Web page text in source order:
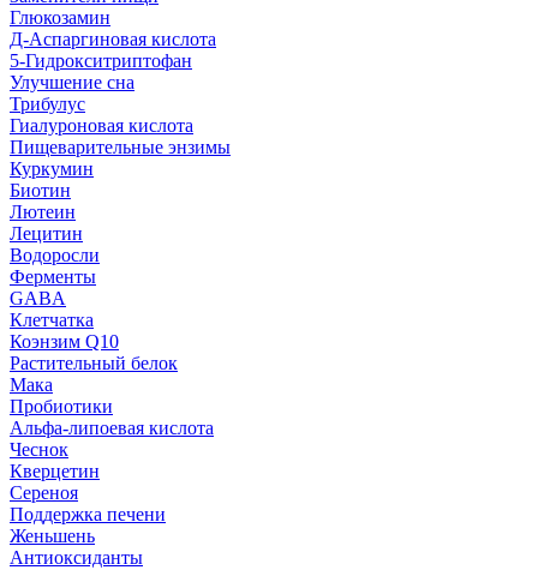
Глюкозамин
Д-Аспаргиновая кислота
5-Гидрокситриптофан
Улучшение сна
Трибулус
Гиалуроновая кислота
Пищеварительные энзимы
Куркумин
Биотин
Лютеин
Лецитин
Водоросли
Ферменты
GABA
Клетчатка
Коэнзим Q10
Растительный белок
Мака
Пробиотики
Альфа-липоевая кислота
Чеснок
Кверцетин
Сереноя
Поддержка печени
Женьшень
Антиоксиданты